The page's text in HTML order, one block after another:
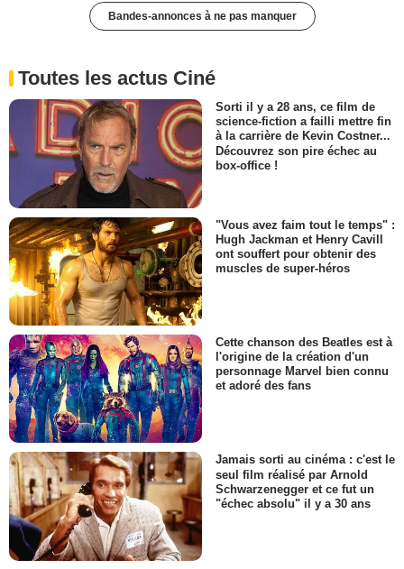
Bandes-annonces à ne pas manquer
Toutes les actus Ciné
Sorti il y a 28 ans, ce film de
science-fiction a failli mettre fin
à la carrière de Kevin Costner...
Découvrez son pire échec au
box-office !
"Vous avez faim tout le temps" :
Hugh Jackman et Henry Cavill
ont souffert pour obtenir des
muscles de super-héros
Cette chanson des Beatles est à
l'origine de la création d'un
personnage Marvel bien connu
et adoré des fans
Jamais sorti au cinéma : c'est le
seul film réalisé par Arnold
Schwarzenegger et ce fut un
"échec absolu" il y a 30 ans